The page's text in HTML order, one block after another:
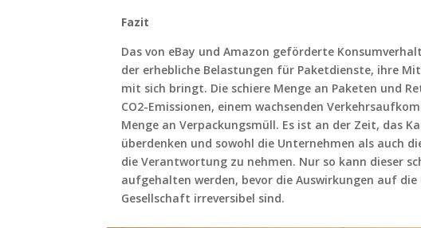
Fazit
Das von eBay und Amazon geförderte
der erhebliche Belastungen für Paketdienste, ihre
mit sich bringt. Die schiere Menge an Paketen und
CO2-Emissionen, einem wachsenden
Menge an Verpackungsmüll. Es ist an der Zeit, das
überdenken und sowohl die Unternehmen als auch
die Verantwortung zu nehmen. Nur so kann dieser
aufgehalten werden, bevor die Auswirkungen auf
Gesellschaft irreversibel sind.